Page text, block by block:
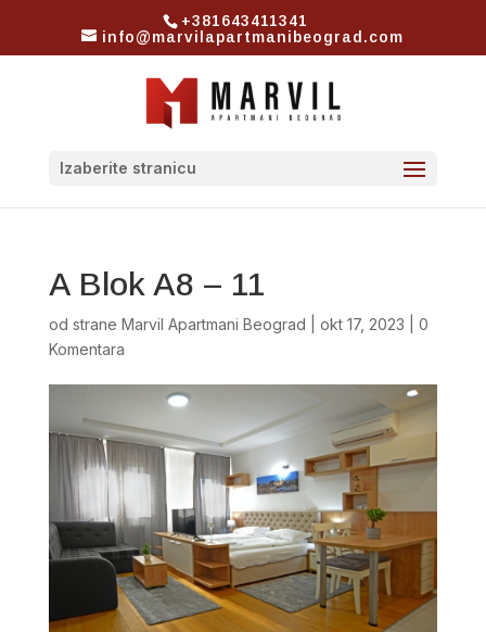
+381643411341
info@marvilapartmanibeograd.com
Izaberite stranicu
A Blok A8 – 11
od strane Marvil Apartmani Beograd okt 17, 2023
0
Komentara